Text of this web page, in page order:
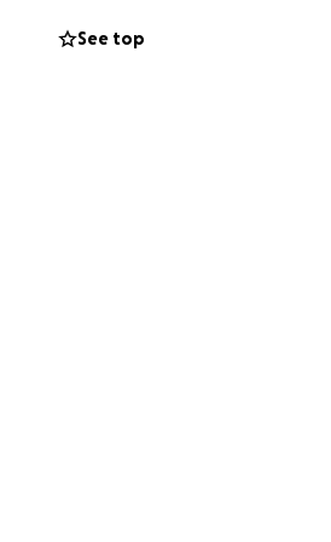
que puedas
See top